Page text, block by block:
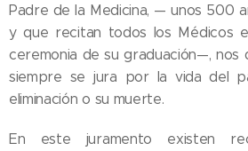
Padre de la Medicina, ­­— unos 500
y que recitan todos los Médicos
ceremonia de su graduación—, nos
siempre se jura por la vida del
eliminación o su muerte.
En este juramento existen